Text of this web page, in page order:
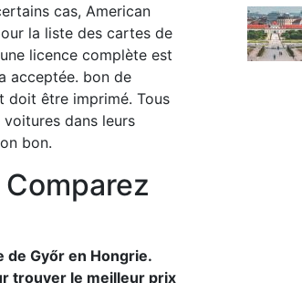
cas, American
la liste des cartes de
licence complète est
acceptée. bon de
doit être imprimé. Tous
dans leurs
bon.
de Győr en Hongrie.
trouver le meilleur prix